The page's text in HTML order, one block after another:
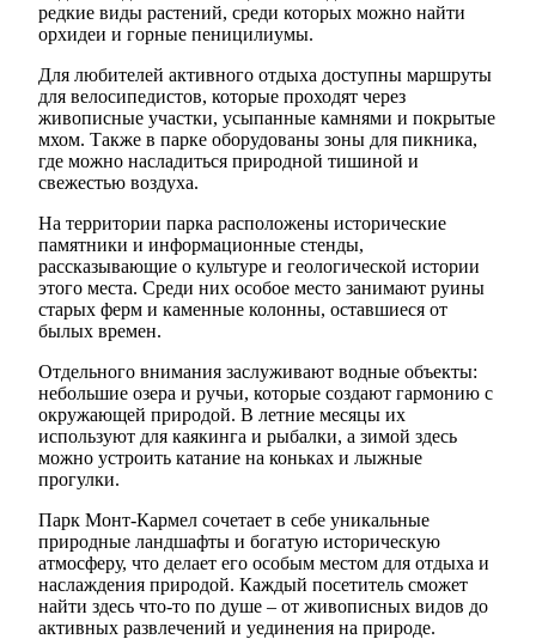
редкие виды растений, среди которых можно найти
орхидеи и горные пеницилиумы.
Для любителей активного отдыха доступны маршруты
для велосипедистов, которые проходят через
живописные участки, усыпанные камнями и покрытые
мхом. Также в парке оборудованы зоны для пикника,
где можно насладиться природной тишиной и
свежестью воздуха.
На территории парка расположены исторические
памятники и информационные стенды,
рассказывающие о культуре и геологической истории
этого места. Среди них особое место занимают руины
старых ферм и каменные колонны, оставшиеся от
былых времен.
Отдельного внимания заслуживают водные объекты:
небольшие озера и ручьи, которые создают гармонию с
окружающей природой. В летние месяцы их
используют для каякинга и рыбалки, а зимой здесь
можно устроить катание на коньках и лыжные
прогулки.
Парк Монт-Кармел сочетает в себе уникальные
природные ландшафты и богатую историческую
атмосферу, что делает его особым местом для отдыха и
наслаждения природой. Каждый посетитель сможет
найти здесь что-то по душе – от живописных видов до
активных развлечений и уединения на природе.